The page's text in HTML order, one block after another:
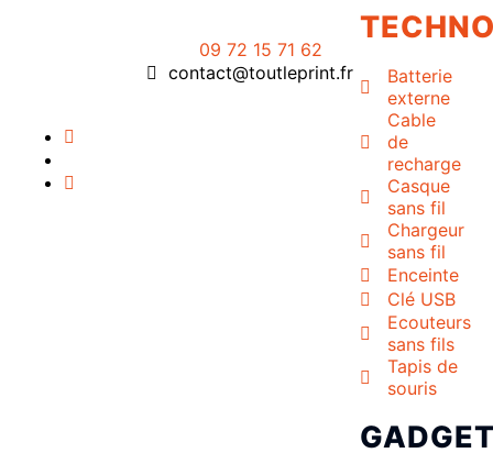
Batterie
externe
Cable
de
recharge
Casque
sans fil
Chargeur
sans fil
Enceinte
Clé USB
Ecouteurs
sans fils
Tapis de
souris
09 72 15 71 62
contact@toutleprint.fr